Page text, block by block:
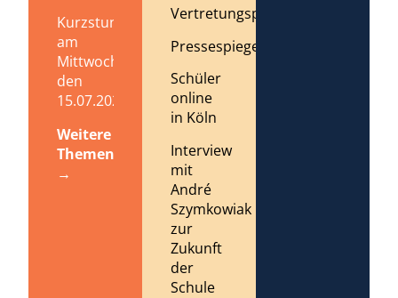
Kurzstundenregelung
am
Mittwoch,
den
15.07.2026
Weitere
Themen
→
Vertretungsplan
Pressespiegel
Schüler
online
in Köln
Interview
mit
André
Szymkowiak
zur
Zukunft
der
Schule